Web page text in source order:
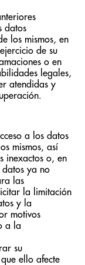
datos
los mismos, en
de su
o en
legales,
atendidas y
a los datos
mismos, así
inexactos o, en
datos ya no
las
la limitación
y la
motivos
a la
su
ello afecte